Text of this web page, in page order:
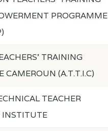
PROGRAMME
TRAINING
CAMEROUN (A.T.T.I.C)
TEACHER
INSTITUTE